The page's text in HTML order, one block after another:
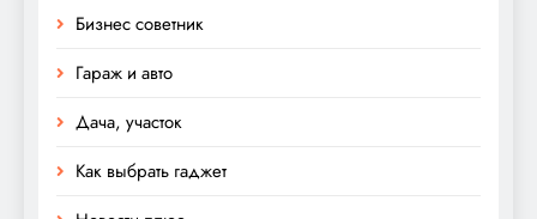
Бизнес советник
Гараж и авто
Дача, участок
Как выбрать гаджет